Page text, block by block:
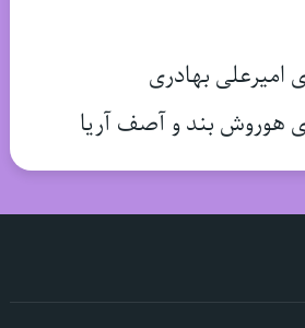
امیرعلی بهادری
هوروش بند و آصف آریا